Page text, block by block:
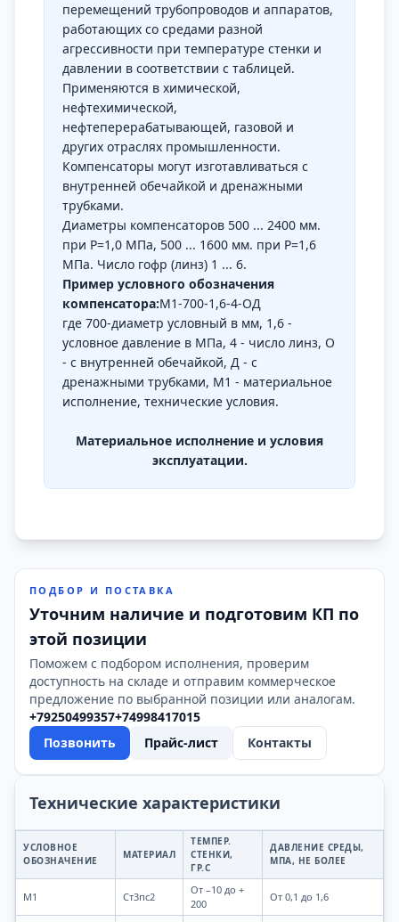
перемещений трубопроводов и аппаратов,
работающих со средами разной
агрессивности при температуре стенки и
давлении в соответствии с таблицей.
Применяются в химической,
нефтехимической,
нефтеперерабатывающей, газовой и
других отраслях промышленности.
Компенсаторы могут изготавливаться с
внутренней обечайкой и дренажными
трубками.
Диаметры компенсаторов 500 ... 2400 мм.
при Р=1,0 МПа, 500 ... 1600 мм. при Р=1,6
МПа. Число гофр (линз) 1 ... 6.
Пример условного обозначения
компенсатора:М1-700-1,6-4-ОД
где 700-диаметр условный в мм, 1,6 -
условное давление в МПа, 4 - число линз, О
- с внутренней обечайкой, Д - с
дренажными трубками, М1 - материальное
исполнение, технические условия.
Материальное исполнение и условия
эксплуатации.
ПОДБОР И ПОСТАВКА
Уточним наличие и подготовим КП по
этой позиции
Поможем с подбором исполнения, проверим
доступность на складе и отправим коммерческое
предложение по выбранной позиции или аналогам.
+79250499357+74998417015
Позвонить
Прайс-лист Контакты
Технические характеристики
УСЛОВНОЕ
ОБОЗНАЧЕНИЕ
МАТЕРИАЛ
ТЕМПЕР.
СТЕНКИ,
ГР.С
ДАВЛЕНИЕ СРЕДЫ,
МПА, НЕ БОЛЕЕ
М1 Ст3пс2
От –10 до +
200
От 0,1 до 1,6